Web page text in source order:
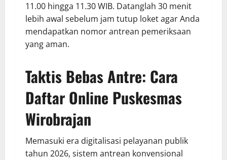
11.00 hingga 11.30 WIB. Datanglah 30 menit
lebih awal sebelum jam tutup loket agar Anda
mendapatkan nomor antrean pemeriksaan
yang aman.
Taktis Bebas Antre: Cara
Daftar Online Puskesmas
Wirobrajan
Memasuki era digitalisasi pelayanan publik
tahun 2026, sistem antrean konvensional